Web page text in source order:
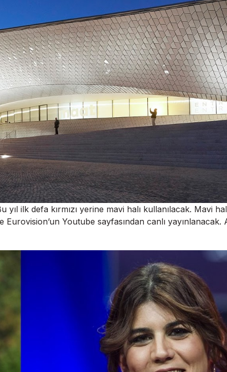
yıl ilk defa kırmızı yerine mavi halı kullanılacak. Mavi
Youtube sayfasından canlı yayınlanacak.